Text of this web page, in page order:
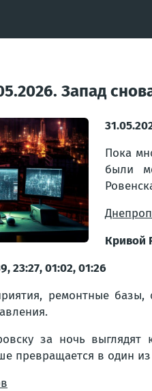
Запад
Пока
были
Кривой
23:27, 01:02, 01:26
ремонтные базы,
за ночь
превращается в один